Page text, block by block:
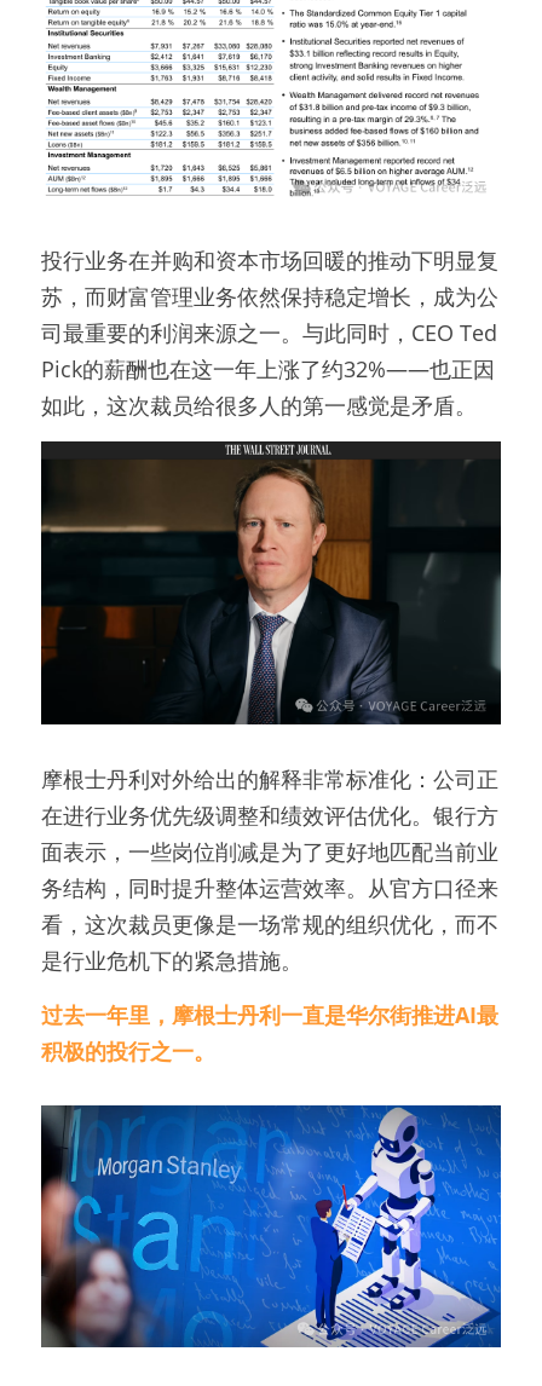
投行业务在并购和资本市场回暖的推动下明显复
苏，而财富管理业务依然保持稳定增长，成为公
司最重要的利润来源之一。与此同时，CEO Ted
Pick的薪酬也在这一年上涨了约32%——也正因
如此，这次裁员给很多人的第一感觉是矛盾。
摩根士丹利对外给出的解释非常标准化：公司正
在进行业务优先级调整和绩效评估优化。银行方
面表示，一些岗位削减是为了更好地匹配当前业
务结构，同时提升整体运营效率。从官方口径来
看，这次裁员更像是一场常规的组织优化，而不
是行业危机下的紧急措施。
过去一年里，摩根士丹利一直是华尔街推进AI最
积极的投行之一。